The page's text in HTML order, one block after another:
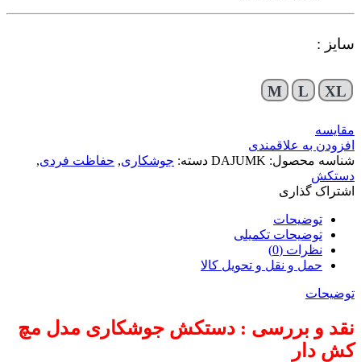
سایز :
M L XL
مقایسه
افزودن به علاقمندی
شناسه محصول: DAJUMK دسته: جوشکاری, حفاظت فردی,
دستکش
اشتراک گذاری
توضیحات
توضیحات تکمیلی
نظرات (0)
حمل و نقل و تحویل کالا
توضیحات
نقد و بررسی : دستکش جوشکاری مدل مچ
کش دار